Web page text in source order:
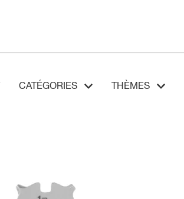
CATÉGORIES THÈMES